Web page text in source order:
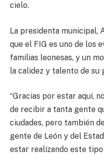
cielo.
La presidenta municipal,
que el FIG es uno de los
familias leonesas, y un
la calidez y talento de su
“Gracias por estar aquí,
de recibir a tanta gente
ciudades, pero también
gente de León y del
estar realizando este tipo